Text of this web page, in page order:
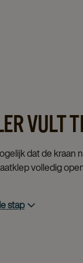
VULT
dat de kraan
volledig
stap